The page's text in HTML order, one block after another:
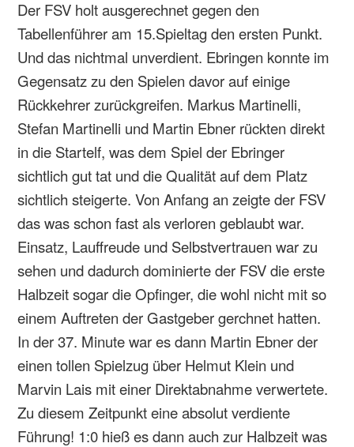
Der FSV holt ausgerechnet gegen den
Tabellenführer am 15.Spieltag den ersten Punkt.
Und das nichtmal unverdient. Ebringen konnte im
Gegensatz zu den Spielen davor auf einige
Rückkehrer zurückgreifen. Markus Martinelli,
Stefan Martinelli und Martin Ebner rückten direkt
in die Startelf, was dem Spiel der Ebringer
sichtlich gut tat und die Qualität auf dem Platz
sichtlich steigerte. Von Anfang an zeigte der FSV
das was schon fast als verloren geblaubt war.
Einsatz, Lauffreude und Selbstvertrauen war zu
sehen und dadurch dominierte der FSV die erste
Halbzeit sogar die Opfinger, die wohl nicht mit so
einem Auftreten der Gastgeber gerchnet hatten.
In der 37. Minute war es dann Martin Ebner der
einen tollen Spielzug über Helmut Klein und
Marvin Lais mit einer Direktabnahme verwertete.
Zu diesem Zeitpunkt eine absolut verdiente
Führung! 1:0 hieß es dann auch zur Halbzeit was